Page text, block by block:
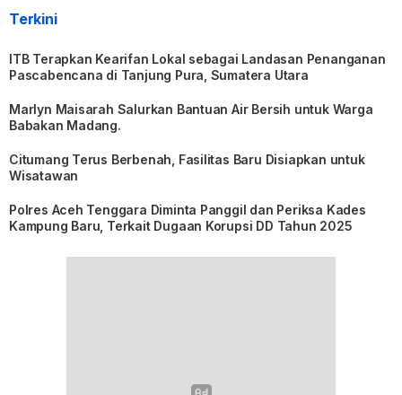
Terkini
ITB Terapkan Kearifan Lokal sebagai Landasan Penanganan
Pascabencana di Tanjung Pura, Sumatera Utara
Marlyn Maisarah Salurkan Bantuan Air Bersih untuk Warga
Babakan Madang.
Citumang Terus Berbenah, Fasilitas Baru Disiapkan untuk
Wisatawan
Polres Aceh Tenggara Diminta Panggil dan Periksa Kades
Kampung Baru, Terkait Dugaan Korupsi DD Tahun 2025